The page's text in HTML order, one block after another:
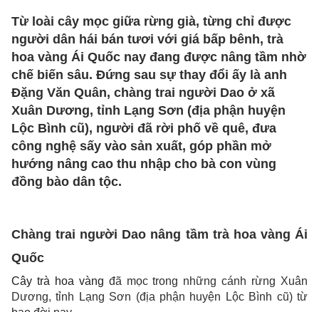
Từ loài cây mọc giữa rừng già, từng chỉ được
người dân hái bán tươi với giá bấp bênh, trà
hoa vàng Ái Quốc nay đang được nâng tầm nhờ
chế biến sâu. Đứng sau sự thay đổi ấy là anh
Đặng Văn Quân, chàng trai người Dao ở xã
Xuân Dương, tỉnh Lạng Sơn (địa phận huyện
Lộc Bình cũ), người đã rời phố về quê, đưa
công nghệ sấy vào sản xuất, góp phần mở
hướng nâng cao thu nhập cho bà con vùng
đồng bào dân tộc.
Chàng trai người Dao nâng tầm trà hoa vàng Ái
Quốc
Cây trà hoa vàng đã mọc trong những cánh rừng Xuân
Dương, tỉnh Lạng Sơn (địa phận huyện Lộc Bình cũ) từ